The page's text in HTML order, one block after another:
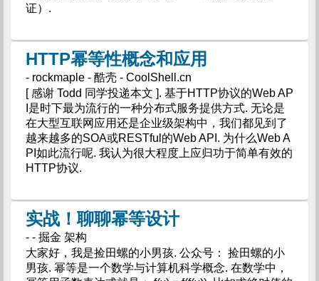
证）.
HTTP幂等性概念和应用
- rockmaple - 酷壳 - CoolShell.cn
[ 感谢 Todd 同学投递本文 ]. 基于HTTP协议的Web AP
I是时下最为流行的一种分布式服务提供方式. 无论是
在大型互联网应用还是企业级架构中，我们都见到了
越来越多的SOA或RESTful的Web API. 为什么Web A
PI如此流行呢. 我认为很大程度上应归功于简单有效的
HTTP协议.
实战！聊聊幂等设计
- - 掘金 架构
大家好，我是捡田螺的小男孩. 公众号： 捡田螺的小
男孩. 幂等是一个数学与计算机科学概念. 在数学中，